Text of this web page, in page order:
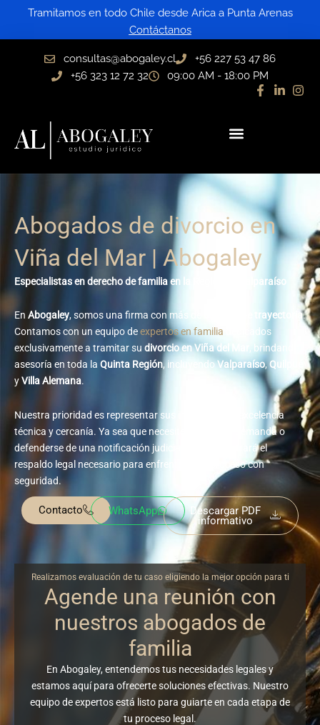
contenido
Tramitamos en todo Chile desde Arica a Punta Arenas
Contáctanos
consultas@abogaley.cl
+56 227 53 47 86
+56 323 12 72 32
09:00 AM - 18:00 PM
Abogados de divorcio en
Viña del Mar | Abogaley
Especialistas en derecho de familia en la Región de Valparaíso
En Abogaley, somos una firma con más de 30 años de trayectoria.
Contamos con un equipo deexpertos en familia dedicados
exclusivamente a tramitar su divorcio en Viña del Mar, brindando
asesoría en toda la Quinta Región, incluyendoValparaíso,Quilpué
yVilla Alemana.
Nuestra prioridad es representar sus intereses con excelencia
técnica y cercanía. Ya sea que necesite iniciar una demanda o
defenderse de una notificación judicial, aquí
encontrará el
respaldo legal necesario para enfrentar este proceso con
seguridad.
Contacto WhatsApp Descargar PDF
informativo
Realizamos evaluación de tu caso eligiendo la mejor opción para ti
Agende una reunión con
nuestros abogados de
familia
En Abogaley, entendemos tus necesidades legales y
estamos aquí para ofrecerte soluciones efectivas. Nuestro
equipo de expertos está listo para guiarte en cada etapa de
tu proceso legal.